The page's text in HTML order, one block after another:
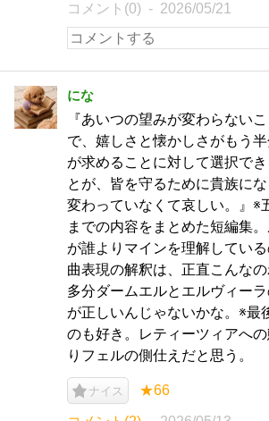
コメント(0) 2026/05/21
にな
『あいつの望みが変わらない
で、嬉しさと懐かしさがもう
が求めることに対して選択で
とが、皆を守るために貴族に
変わっていなくて哀しい。』※
までの内容をまとめた短編集
が誰よりマインを理解してい
曲表現の解釈は、正直こんなの
多分ダームエルとエルヴィー
が正しいんじゃないかな。※最
のも好き。レティーツィアへ
りフェルの側仕えだと思う。
ナイス ★66